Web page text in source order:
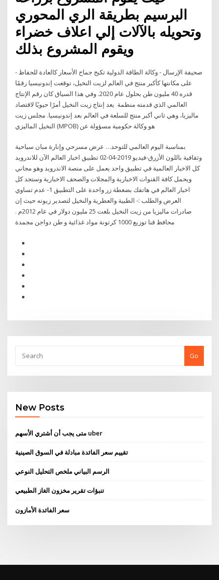
البرسيم بطريقة الري المحوري
وتحويله بالآلات إلي اعلاف خضراء
ويقوم المشروع بذلك
- صحيفة الإرسال - وكالة الطاقة الدولية تكبح جماح الأسعار كالعادة للحفاظ
على مكانتها كأكبر منتج في العالم لزيت النخيل، توقعت إندونيسيا رقمًا
قدره 40 مليون طن بحلول عام 2020. وفي هذا السياق كان رقم الإنتاج
العالمي الذي قدمته منظمة يعد إنتاج زيت النخيل أمرًا حيويًا لاقتصاد
ماليزيا، وهي ثاني أكبر منتج للسلعة في العالم بعد إندونيسيا. مجلس زيت
بمناسبة اليوم العالمي للتوحد… عرض مسرحي وإنارة مبان سياحية
وثقافية باللون الأزرق-فيديو 2019-04-02 تطبيق اخبار العالم الآن للاندرويد
كل الاخبار العالمية في تطبيق واحد يعمل على منصة الاندرويد وهو مجاني
ويحمل كافة القنوات الاخبارية والمجلات والصحف الاخبارية وستجد كل
اخبار العالم في هاتفك بضغطة زر واحدة على التطبيق 1- عدم تساوي
العرض والطلب :- الطبية والعطرية والنخيل لتصدير زيوته حيث إن
صادرات ماليزيا من زيت النخيل بلغت 25 مليون دولار في عام 2012م .
محافظ قنا توزيع 1000 كرتونة مواد غذائية و طن دواجن مجمدة
Go
New Posts
متى يجب أن أشتري الأسهم uber
تقييم سعر الفائدة مبادلة في السوق الصينية
الرسم البياني ملخص التحليل النوعي
تنبؤات تقرير مخزون الغاز الطبيعي
سعر الفائدة الأمازون